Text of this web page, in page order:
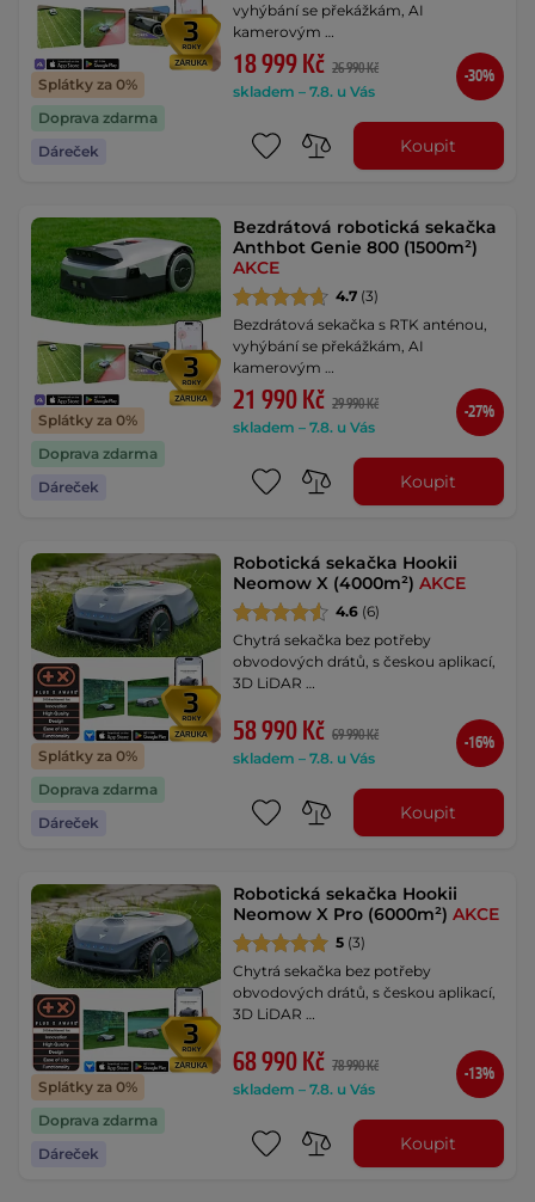
Splátky za 0%
Doprava zdarma
Dáreček
vyhýbání se překážkám, AI
kamerovým …
18 999 Kč 26 990 Kč
skladem – 7.8. u Vás
-30%
Koupit
Splátky za 0%
Doprava zdarma
Dáreček
Bezdrátová robotická sekačka
Anthbot Genie 800 (1500m²)
AKCE
4.7 (3)
Bezdrátová sekačka s RTK anténou,
vyhýbání se překážkám, AI
kamerovým …
21 990 Kč 29 990 Kč
skladem – 7.8. u Vás
-27%
Koupit
Splátky za 0%
Doprava zdarma
Dáreček
Robotická sekačka Hookii
Neomow X (4000m²)AKCE
4.6 (6)
Chytrá sekačka bez potřeby
obvodových drátů, s českou aplikací,
3D LiDAR …
58 990 Kč 69 990 Kč
skladem – 7.8. u Vás
-16%
Koupit
Splátky za 0%
Doprava zdarma
Dáreček
Robotická sekačka Hookii
Neomow X Pro (6000m²)AKCE
5 (3)
Chytrá sekačka bez potřeby
obvodových drátů, s českou aplikací,
3D LiDAR …
68 990 Kč 78 990 Kč
skladem – 7.8. u Vás
-13%
Koupit